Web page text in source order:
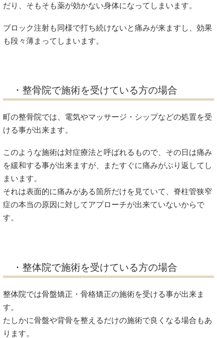
だり、そもそも薬が効かない身体になってしまいます。
ブロック注射も同様で打ち続けないと痛みが来ますし、効果
も段々薄まってしまいます。
・整骨院で施術を受けている方の場合
町の整骨院では、電気やマッサージ・シップなどの処置を受
ける事が出来ます。
このような施術は対症療法と呼ばれるもので、その日は痛み
を緩和する事が出来ますが、またすぐに痛みがぶり返してし
まいます。
それは表面的に痛みがある箇所だけを見ていて、脊柱管狭窄
症の本当の原因に対してアプローチが出来ていないからで
す。
・整体院で施術を受けている方の場合
整体院では骨盤矯正・骨格矯正の施術を受ける事が出来ま
す。
たしかに骨盤や背骨を整えるだけの施術で良くなる場合もあ
ります。